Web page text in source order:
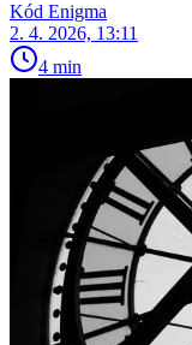
Kód Enigma
2. 4. 2026, 13:11
4 min